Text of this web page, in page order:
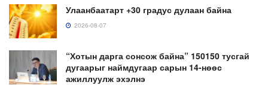
Улаанбаатарт +30 градус дулаан байна
2026-08-07
“Хотын дарга сонсож байна” 150150 тусгай
дугаарыг наймдугаар сарын 14-нөөс
ажиллуулж эхэлнэ